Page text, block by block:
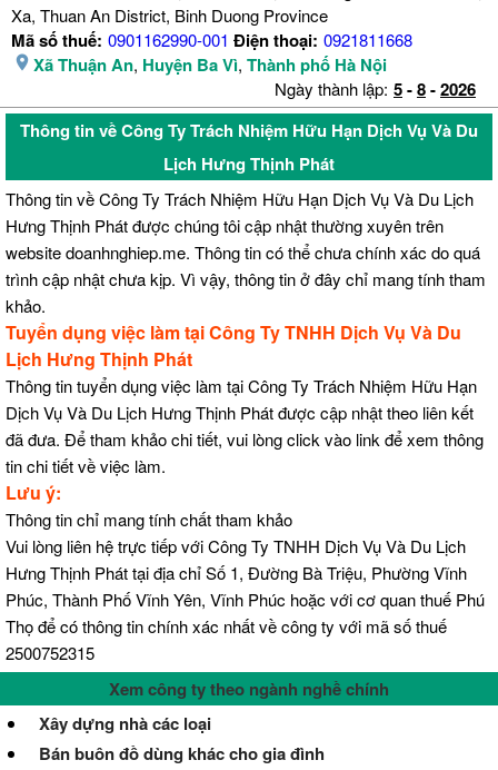
Xa, Thuan An District, Binh Duong Province
Mã số thuế: 0901162990-001 Điện thoại: 0921811668
Xã Thuận An, Huyện Ba Vì, Thành phố Hà Nội
Ngày thành lập: 5-8-2026
Thông tin về Công Ty Trách Nhiệm Hữu Hạn Dịch Vụ Và Du
Lịch Hưng Thịnh Phát
Thông tin về Công Ty Trách Nhiệm Hữu Hạn Dịch Vụ Và Du Lịch
Hưng Thịnh Phát được chúng tôi cập nhật thường xuyên trên
website doanhnghiep.me. Thông tin có thể chưa chính xác do quá
trình cập nhật chưa kịp. Vì vậy, thông tin ở đây chỉ mang tính tham
khảo.
Tuyển dụng việc làm tại Công Ty TNHH Dịch Vụ Và Du
Lịch Hưng Thịnh Phát
Thông tin tuyển dụng việc làm tại Công Ty Trách Nhiệm Hữu Hạn
Dịch Vụ Và Du Lịch Hưng Thịnh Phát được cập nhật theo liên kết
đã đưa. Để tham khảo chi tiết, vui lòng click vào link để xem thông
tin chi tiết về việc làm.
Lưu ý:
Thông tin chỉ mang tính chất tham khảo
Vui lòng liên hệ trực tiếp với Công Ty TNHH Dịch Vụ Và Du Lịch
Hưng Thịnh Phát tại địa chỉ Số 1, Đường Bà Triệu, Phường Vĩnh
Phúc, Thành Phố Vĩnh Yên, Vĩnh Phúc hoặc với cơ quan thuế Phú
Thọ để có thông tin chính xác nhất về công ty với mã số thuế
2500752315
Xem công ty theo ngành nghề chính
Xây dựng nhà các loại
Bán buôn đồ dùng khác cho gia đình